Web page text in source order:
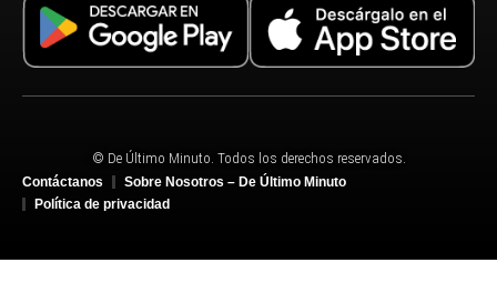
© De Último Minuto. Todos los derechos reservados.
Contáctanos
Sobre Nosotros – De Último Minuto
Política de privacidad